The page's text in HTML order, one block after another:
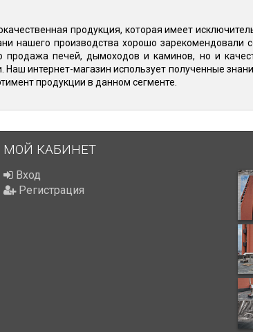
продукция, которая имеет
нашего производства хорошо зарекомендовали
продажа печей, дымоходов и каминов, но и
Наш интернет-магазин использует полученные
продукции в данном сегменте.
МОЙ КАБИНЕТ
Вход
Регистрация